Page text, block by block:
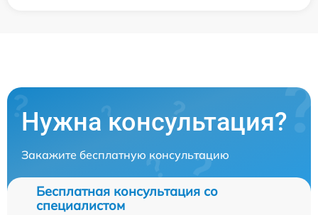
Нужна консультация?
Закажите бесплатную консультацию
Бесплатная консультация со
специалистом